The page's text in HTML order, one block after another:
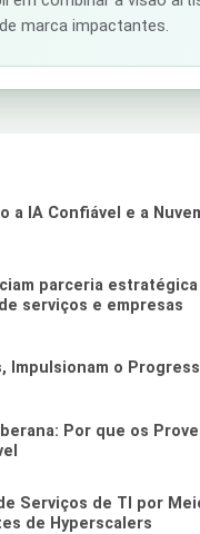
marca impactantes.
a IA Confiável e a
parceria
serviços e empresas
Impulsionam o
Por que os
Serviços de TI por
de Hyperscalers